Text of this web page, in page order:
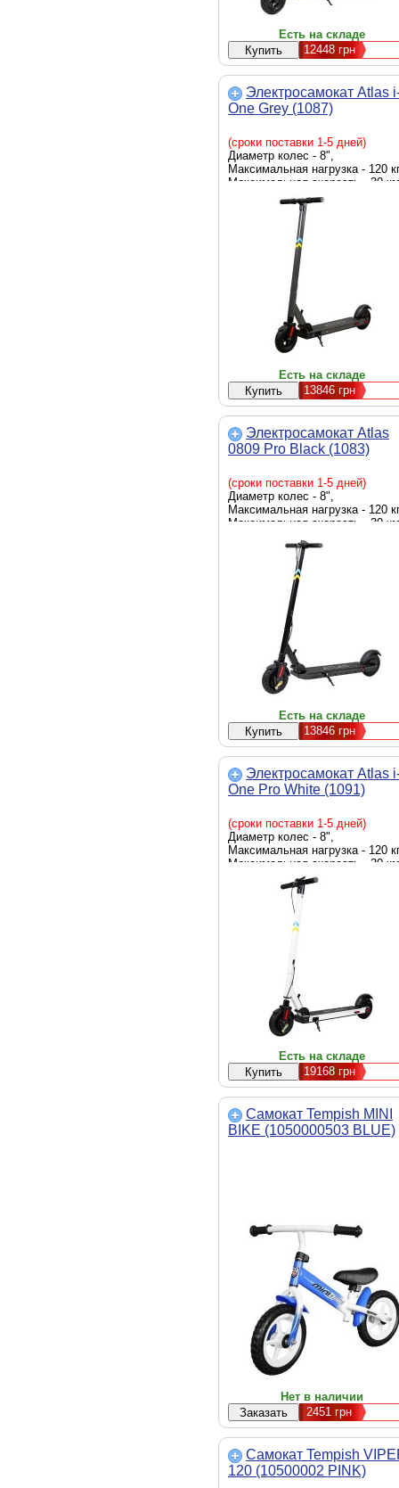
Есть на складе
12448грн
Электросамокат Atlas
One Grey (1087)
(сроки поставки 1-5 дней)
Диаметр колес - 8",
Максимальная нагрузка - 120
Максимальная скорость - 30
Мощность - 350 Вт, емкость
батареи - 6 Ah, Цвет - серый
Есть на складе
13846грн
Электросамокат Atlas
0809 Pro Black (1083)
(сроки поставки 1-5 дней)
Диаметр колес - 8",
Максимальная нагрузка - 120
Максимальная скорость - 30
батареи - 10 Ah, Цвет - черный
Есть на складе
13846грн
Электросамокат Atlas
One Pro White (1091)
(сроки поставки 1-5 дней)
Диаметр колес - 8",
Максимальная нагрузка - 120
Максимальная скорость - 30
Мощность - 350 Вт, емкость
батареи - 13 Ah, Цвет - белый
Есть на складе
19168грн
Самокат Tempish MINI
BIKE (1050000503 BLUE)
Нет в наличии
2451 грн
Самокат Tempish
120 (10500002 PINK)